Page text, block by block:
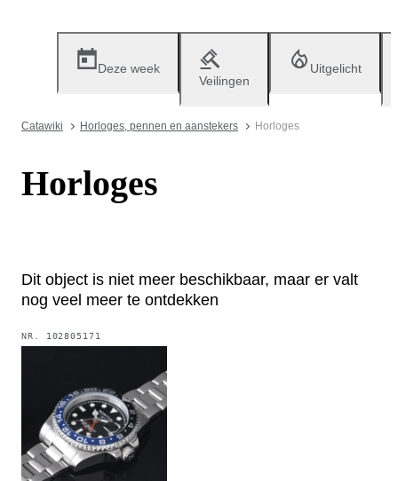
Deze week
Veilingen
Uitgelicht
Catawiki Horloges, pennen en aanstekers Horloges
Horloges
Dit object is niet meer beschikbaar, maar er valt
nog veel meer te ontdekken
NR. 102805171